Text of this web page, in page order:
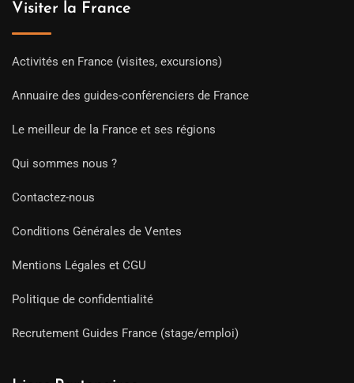
Visiter la France
Activités en France (visites, excursions)
Annuaire des guides-conférenciers de France
Le meilleur de la France et ses régions
Qui sommes nous ?
Contactez-nous
Conditions Générales de Ventes
Mentions Légales et CGU
Politique de confidentialité
Recrutement Guides France (stage/emploi)